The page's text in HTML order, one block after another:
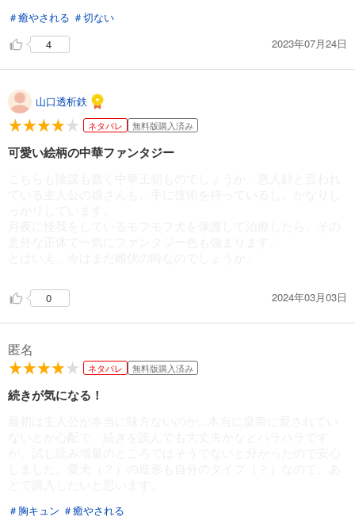
＃癒やされる ＃切ない
4
2023年07月24日
山口透析鉄
ネタバレ 無料版購入済み
可愛い絵柄の中華ファンタジー
0 2024年03月03日
匿名
ネタバレ 無料版購入済み
続きが気になる！
＃胸キュン ＃癒やされる